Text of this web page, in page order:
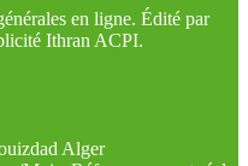
en ligne. Édité par
Ithran ACPI.
Alger